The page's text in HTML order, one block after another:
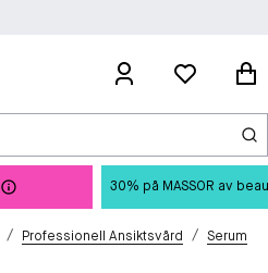
30% på MASSOR av
/ Professionell Ansiktsvård / Serum